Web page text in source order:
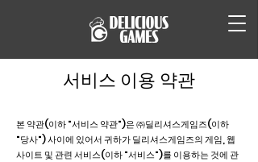
서비스 이용 약관
본 약관(이하 "서비스 약관")은 ㈜딜리셔스게임즈(이하
"당사") 사이에 있어서 귀하가 딜리셔스게임즈의 게임, 웹
사이트 및 관련 서비스(이하 "서비스")를 이용하는 것에 관